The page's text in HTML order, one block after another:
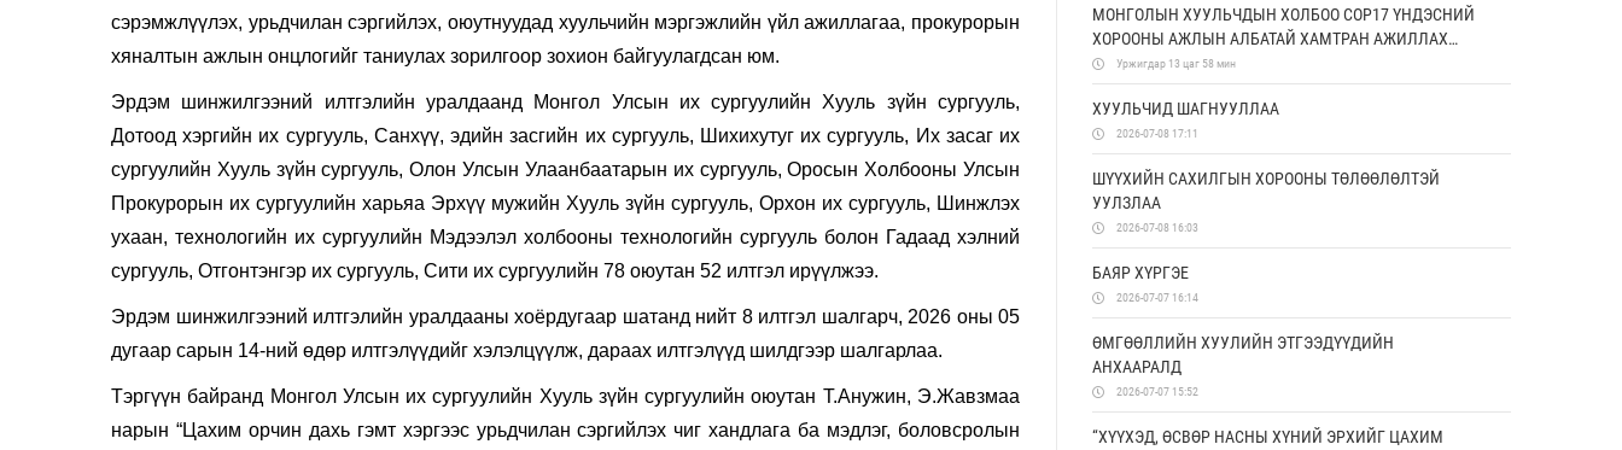
сэрэмжлүүлэх, урьдчилан сэргийлэх, оюутнуудад хуульчийн мэргэжлийн үйл ажиллагаа, прокурорын
хяналтын ажлын онцлогийг таниулах зорилгоор зохион байгуулагдсан юм.
Эрдэм шинжилгээний илтгэлийн уралдаанд Монгол Улсын их сургуулийн Хууль зүйн сургууль,
Дотоод хэргийн их сургууль, Санхүү, эдийн засгийн их сургууль, Шихихутуг их сургууль, Их засаг их
сургуулийн Хууль зүйн сургууль, Олон Улсын Улаанбаатарын их сургууль, Оросын Холбооны Улсын
Прокурорын их сургуулийн харьяа Эрхүү мужийн Хууль зүйн сургууль, Орхон их сургууль, Шинжлэх
ухаан, технологийн их сургуулийн Мэдээлэл холбооны технологийн сургууль болон Гадаад хэлний
сургууль, Отгонтэнгэр их сургууль, Сити их сургуулийн 78 оюутан 52 илтгэл ирүүлжээ.
Эрдэм шинжилгээний илтгэлийн уралдааны хоёрдугаар шатанд нийт 8 илтгэл шалгарч, 2026 оны 05
дугаар сарын 14-ний өдөр илтгэлүүдийг хэлэлцүүлж, дараах илтгэлүүд шилдгээр шалгарлаа.
Тэргүүн байранд Монгол Улсын их сургуулийн Хууль зүйн сургуулийн оюутан Т.Анужин, Э.Жавзмаа
нарын “Цахим орчин дахь гэмт хэргээс урьдчилан сэргийлэх чиг хандлага ба мэдлэг, боловсролын
МОНГОЛЫН ХУУЛЬЧДЫН ХОЛБОО COP17 ҮНДЭСНИЙ
ХОРООНЫ АЖЛЫН АЛБАТАЙ ХАМТРАН АЖИЛЛАХ
САНАМЖ БИЧИГ БАЙГУУЛЛАА
Уржигдар 13 цаг 58 мин
ХУУЛЬЧИД ШАГНУУЛЛАА
2026-07-08 17:11
ШҮҮХИЙН САХИЛГЫН ХОРООНЫ ТӨЛӨӨЛӨЛТЭЙ
УУЛЗЛАА
2026-07-08 16:03
БАЯР ХҮРГЭЕ
2026-07-07 16:14
ӨМГӨӨЛЛИЙН ХУУЛИЙН ЭТГЭЭДҮҮДИЙН
АНХААРАЛД
2026-07-07 15:52
“ХҮҮХЭД, ӨСВӨР НАСНЫ ХҮНИЙ ЭРХИЙГ ЦАХИМ